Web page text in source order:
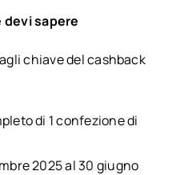
sapere
chiave del cashback
di 1 confezione di
2025 al 30 giugno